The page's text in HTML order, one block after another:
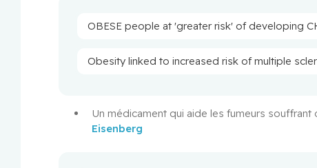
OBESE people at 'greater risk' of developing
Obesity linked to increased risk of multiple
Un médicament qui aide les fumeurs
Eisenberg